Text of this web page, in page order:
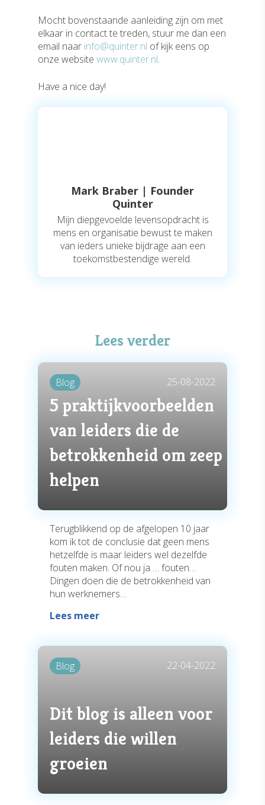
Mocht bovenstaande aanleiding zijn om met
elkaar in contact te treden, stuur me dan een
email naar info@quinter.nl of kijk eens op
onze websitewww.quinter.nl.
Have a nice day!
Mark Braber | Founder
Quinter
Mijn diepgevoelde levensopdracht is
mens en organisatie bewust te maken
van ieders unieke bijdrage aan een
toekomstbestendige wereld.
Lees verder
Blog 25-08-2022
5 praktijkvoorbeelden
van leiders die de
betrokkenheid om zeep
helpen
Terugblikkend op de afgelopen 10 jaar
kom ik tot de conclusie dat geen mens
hetzelfde is maar leiders wel dezelfde
fouten maken. Of nou ja … fouten…
Dingen doen die de betrokkenheid van
hun werknemers…
Lees meer
Blog 22-04-2022
Dit blog is alleen voor
leiders die willen
groeien